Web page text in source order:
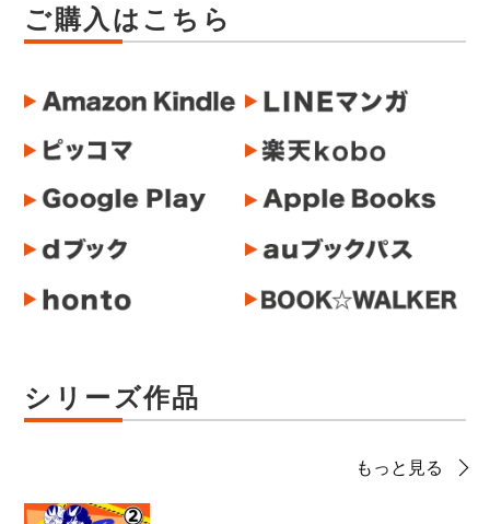
ご購入はこちら
シリーズ作品
もっと見る